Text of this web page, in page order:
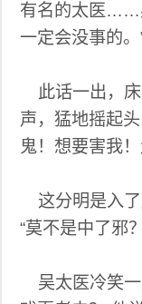
有名的太医……
一定会没事的。
此话一出，床
声，猛地摇起
鬼！想要害我！
这分明是入了
“莫不是中了邪
吴太医冷笑一